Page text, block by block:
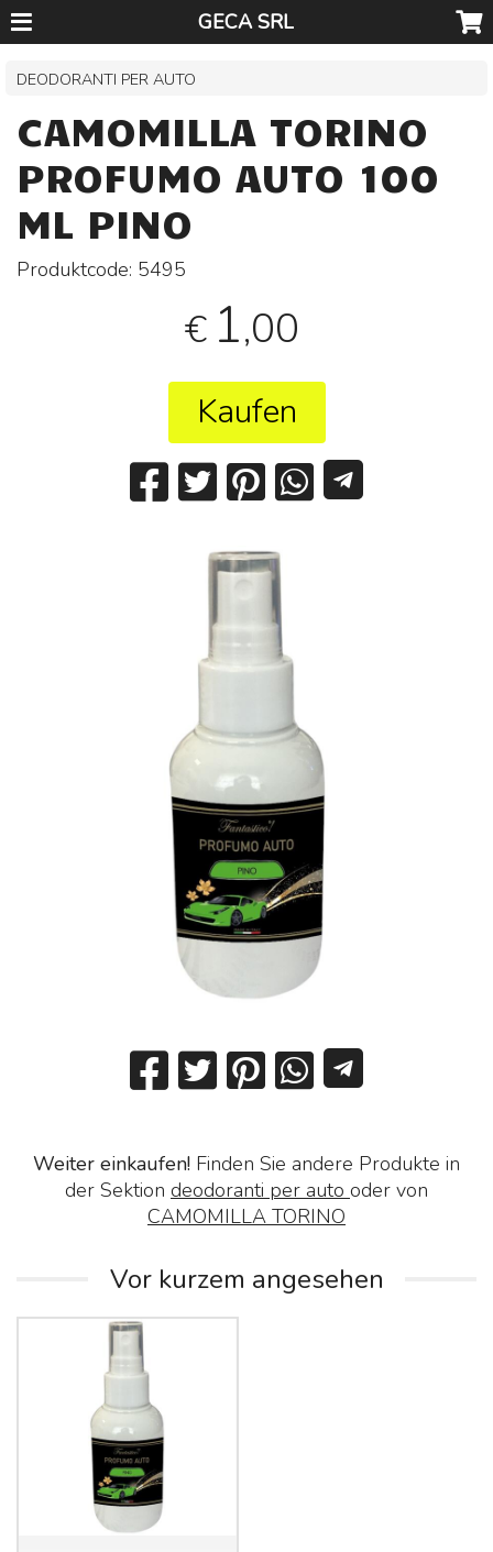
GECA SRL
DEODORANTI PER AUTO
CAMOMILLA TORINO
PROFUMO AUTO 100
ML PINO
Produktcode: 5495
€ 1,00
Kaufen
Weiter einkaufen! Finden Sie andere Produkte in
der Sektion deodoranti per auto oder von
CAMOMILLA TORINO
Vor kurzem angesehen